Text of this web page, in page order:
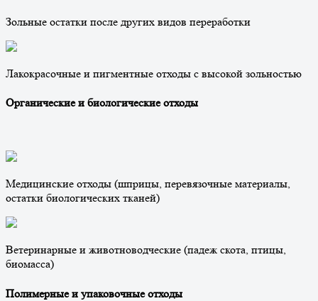
Зольные остатки после других видов переработки
Лакокрасочные и пигментные отходы с высокой зольностью
Органические и биологические отходы
Медицинские отходы (шприцы, перевязочные материалы,
остатки биологических тканей)
Ветеринарные и животноводческие (падеж скота, птицы,
биомасса)
Полимерные и упаковочные отходы